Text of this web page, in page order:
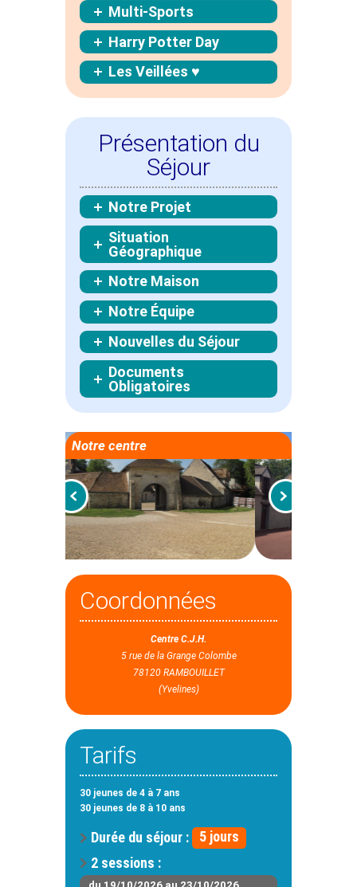
Multi-Sports
Harry Potter Day
Les Veillées ♥
Présentation du
Séjour
Notre Projet
Situation
Géographique
Notre Maison
Notre Équipe
Nouvelles du Séjour
Documents
Obligatoires
Notre centre
Coordonnées
Centre C.J.H.
5 rue de la Grange Colombe
78120 RAMBOUILLET
(Yvelines)
Tarifs
30 jeunes de 4 à 7 ans
30 jeunes de 8 à 10 ans
Durée du séjour : 5 jours
2 sessions :